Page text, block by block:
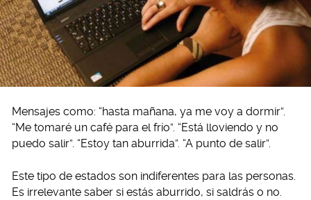
Mensajes como: “hasta mañana, ya me voy a dormir”.
“Me tomaré un café para el frío”. “Está lloviendo y no
puedo salir”. “Estoy tan aburrida”. “A punto de salir”.
Este tipo de estados son indiferentes para las personas.
Es irrelevante saber si estás aburrido, si saldrás o no.